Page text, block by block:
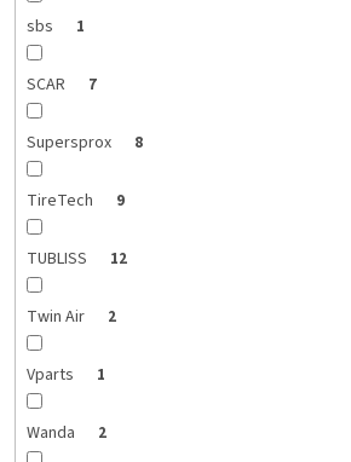
sbs 1
SCAR 7
Supersprox 8
TireTech 9
TUBLISS 12
Twin Air 2
Vparts 1
Wanda 2